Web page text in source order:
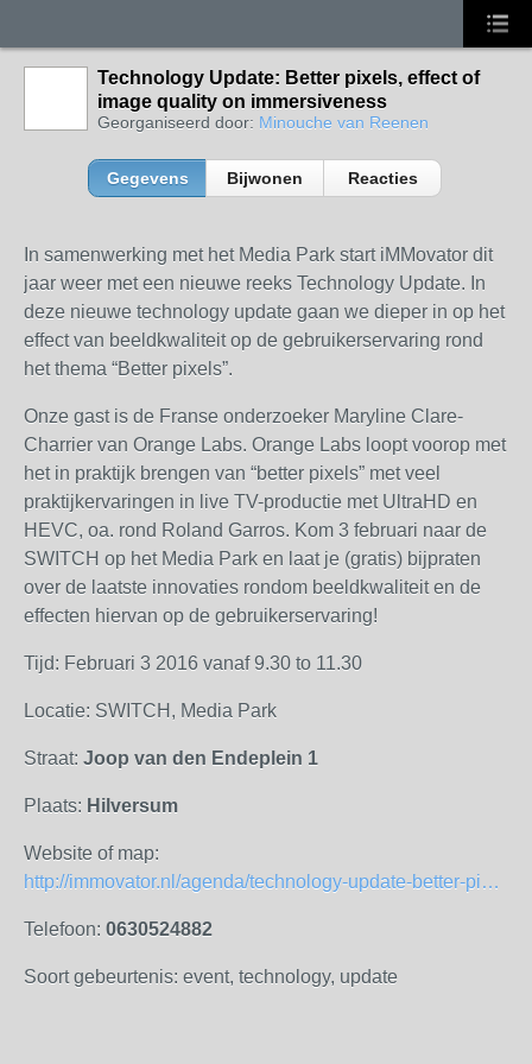
Technology Update: Better pixels, effect of
image quality on immersiveness
Georganiseerd door: Minouche van Reenen
Gegevens Bijwonen Reacties
In samenwerking met het Media Park start iMMovator dit
jaar weer met een nieuwe reeks Technology Update. In
deze nieuwe technology update gaan we dieper in op het
effect van beeldkwaliteit op de gebruikerservaring rond
het thema “Better pixels”.
Onze gast is de Franse onderzoeker Maryline Clare-
Charrier van Orange Labs. Orange Labs loopt voorop met
het in praktijk brengen van “better pixels” met veel
praktijkervaringen in live TV-productie met UltraHD en
HEVC, oa. rond Roland Garros. Kom 3 februari naar de
SWITCH op het Media Park en laat je (gratis) bijpraten
over de laatste innovaties rondom beeldkwaliteit en de
effecten hiervan op de gebruikerservaring!
Tijd: Februari 3 2016 vanaf 9.30 to 11.30
Locatie: SWITCH, Media Park
Straat: Joop van den Endeplein 1
Plaats: Hilversum
Website of map:
http://immovator.nl/agenda/technology-update-better-pixels-effect-image-quality-immersiveness
Telefoon: 0630524882
Soort gebeurtenis: event, technology, update